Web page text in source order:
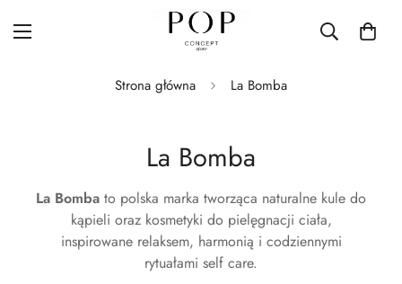
Strona główna La Bomba
La Bomba
La Bomba to polska marka tworząca naturalne kule do
kąpieli oraz kosmetyki do pielęgnacji ciała,
inspirowane relaksem, harmonią i codziennymi
rytuałami self care.